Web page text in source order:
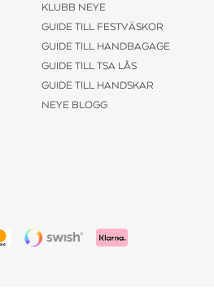
KLUBB NEYE
GUIDE TILL FESTVÄSKOR
GUIDE TILL HANDBAGAGE
GUIDE TILL TSA LÅS
GUIDE TILL HANDSKAR
NEYE BLOGG